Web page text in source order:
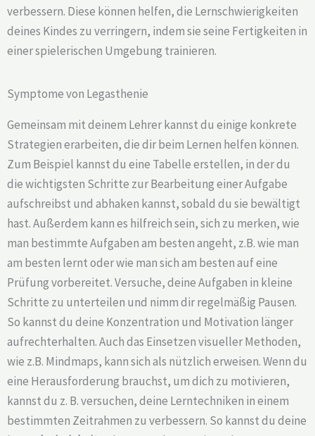
verbessern. Diese können helfen, die Lernschwierigkeiten
deines Kindes zu verringern, indem sie seine Fertigkeiten in
einer spielerischen Umgebung trainieren.
Symptome von Legasthenie
Gemeinsam mit deinem Lehrer kannst du einige konkrete
Strategien erarbeiten, die dir beim Lernen helfen können.
Zum Beispiel kannst du eine Tabelle erstellen, in der du
die wichtigsten Schritte zur Bearbeitung einer Aufgabe
aufschreibst und abhaken kannst, sobald du sie bewältigt
hast. Außerdem kann es hilfreich sein, sich zu merken, wie
man bestimmte Aufgaben am besten angeht, z.B. wie man
am besten lernt oder wie man sich am besten auf eine
Prüfung vorbereitet. Versuche, deine Aufgaben in kleine
Schritte zu unterteilen und nimm dir regelmäßig Pausen.
So kannst du deine Konzentration und Motivation länger
aufrechterhalten. Auch das Einsetzen visueller Methoden,
wie z.B. Mindmaps, kann sich als nützlich erweisen. Wenn du
eine Herausforderung brauchst, um dich zu motivieren,
kannst du z. B. versuchen, deine Lerntechniken in einem
bestimmten Zeitrahmen zu verbessern. So kannst du deine